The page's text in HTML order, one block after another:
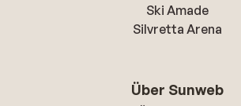
Ski Amade
Silvretta Arena
Über Sunweb